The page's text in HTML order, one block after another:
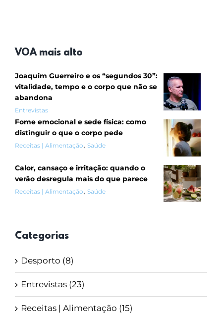
VOA mais alto
Joaquim Guerreiro e os “segundos 30”:
vitalidade, tempo e o corpo que não se
abandona
Entrevistas
Fome emocional e sede física: como
distinguir o que o corpo pede
Receitas | Alimentação, Saúde
Calor, cansaço e irritação: quando o
verão desregula mais do que parece
Receitas | Alimentação, Saúde
Categorias
Desporto (8)
Entrevistas (23)
Receitas | Alimentação (15)